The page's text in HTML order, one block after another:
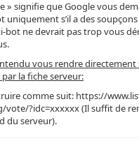
» signifie que Google vous
uniquement s’il a des
bot ne devrait pas trop vous
vous rendre directement
la fiche serveur:
comme suit: https://
vote/?idc=xxxxxx (Il suffit de
du serveur).